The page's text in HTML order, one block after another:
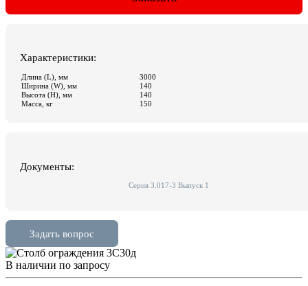
В наличии по запросу